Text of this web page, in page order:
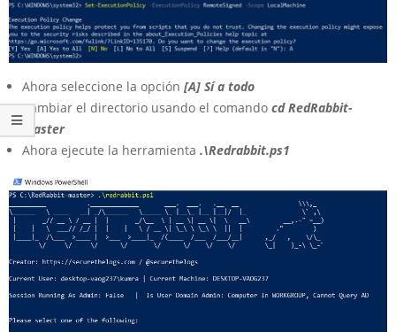
Ahora seleccione la opción [A] Sí a todo
Cambiar el directorio usando el comando cd RedRabbit-
master
Ahora ejecute la herramienta .\Redrabbit.ps1